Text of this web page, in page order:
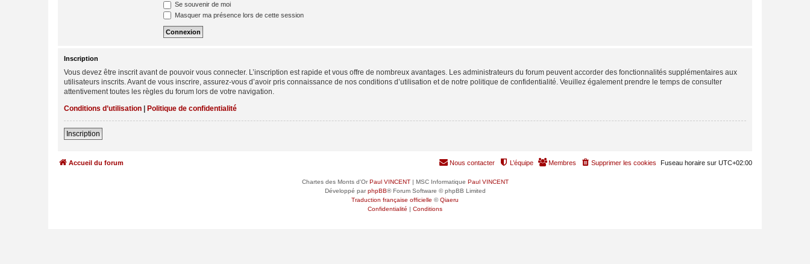
Se souvenir de moi
Masquer ma présence lors de cette session
Inscription
Vous devez être inscrit avant de pouvoir vous connecter. L’inscription est rapide et vous offre de nombreux avantages. Les administrateurs du forum peuvent accorder des fonctionnalités supplémentaires aux
utilisateurs inscrits. Avant de vous inscrire, assurez-vous d’avoir pris connaissance de nos conditions d’utilisation et de notre politique de confidentialité. Veuillez également prendre le temps de consulter
attentivement toutes les règles du forum lors de votre navigation.
Conditions d’utilisation | Politique de confidentialité
Inscription
Accueil du forum Fuseau horaire sur UTC+02:00
Supprimer les cookies
Membres
L’équipe
Nous contacter
Chartes des Monts d'OrPaul VINCENT| MSC Informatique Paul VINCENT
Développé parphpBB® Forum Software © phpBB Limited
Traduction française officielle ©Qiaeru
Confidentialité | Conditions